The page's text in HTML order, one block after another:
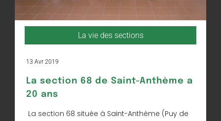
La vie des sections
13 Avr 2019
La section 68 de Saint-Anthème a
20 ans
La section 68 située à Saint-Anthème (Puy de